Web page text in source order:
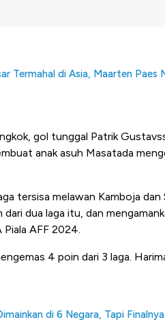
Termahal di Asia, Maarten Paes
gol tunggal Patrik
anak asuh Masatada
tersisa melawan Kamboja
dari dua laga itu, dan
Piala AFF 2024.
4 poin dari 3 laga.
di 6 Negara, Tapi